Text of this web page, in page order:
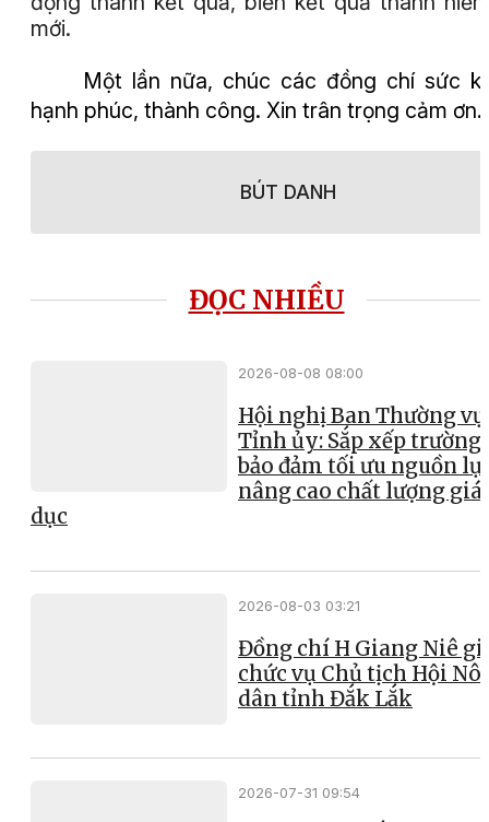
mới.
Một lần nữa, chúc các đồng chí sức
hạnh phúc, thành công. Xin trân trọng cảm
BÚT DANH
ĐỌC NHIỀU
2026-08-08 08:00
Hội nghị Ban Thường vụ
Tỉnh ủy: Sắp xếp trường
bảo đảm tối ưu nguồn
nâng cao chất lượng
dục
2026-08-03 03:21
Đồng chí H Giang Niê
chức vụ Chủ tịch Hội
dân tỉnh Đắk Lắk
2026-07-31 09:54